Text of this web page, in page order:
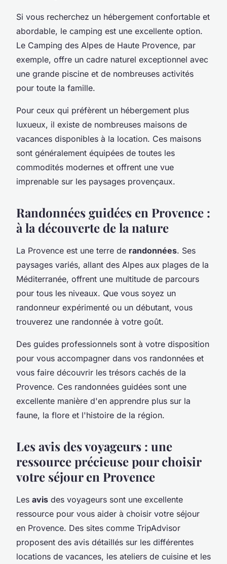
Si vous recherchez un hébergement confortable et
abordable, le camping est une excellente option.
Le Camping des Alpes de Haute Provence, par
exemple, offre un cadre naturel exceptionnel avec
une grande piscine et de nombreuses activités
pour toute la famille.
Pour ceux qui préfèrent un hébergement plus
luxueux, il existe de nombreuses maisons de
vacances disponibles à la location. Ces maisons
sont généralement équipées de toutes les
commodités modernes et offrent une vue
imprenable sur les paysages provençaux.
Randonnées guidées en Provence :
à la découverte de la nature
La Provence est une terre de randonnées. Ses
paysages variés, allant des Alpes aux plages de la
Méditerranée, offrent une multitude de parcours
pour tous les niveaux. Que vous soyez un
randonneur expérimenté ou un débutant, vous
trouverez une randonnée à votre goût.
Des guides professionnels sont à votre disposition
pour vous accompagner dans vos randonnées et
vous faire découvrir les trésors cachés de la
Provence. Ces randonnées guidées sont une
excellente manière d'en apprendre plus sur la
faune, la flore et l'histoire de la région.
Les avis des voyageurs : une
ressource précieuse pour choisir
votre séjour en Provence
Les avis des voyageurs sont une excellente
ressource pour vous aider à choisir votre séjour
en Provence. Des sites comme TripAdvisor
proposent des avis détaillés sur les différentes
locations de vacances, les ateliers de cuisine et les